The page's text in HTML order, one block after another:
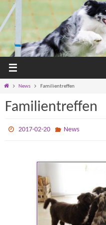
Inhalt
springen
HomeNews Familientreffen
Familientreffen
2017-02-20 News